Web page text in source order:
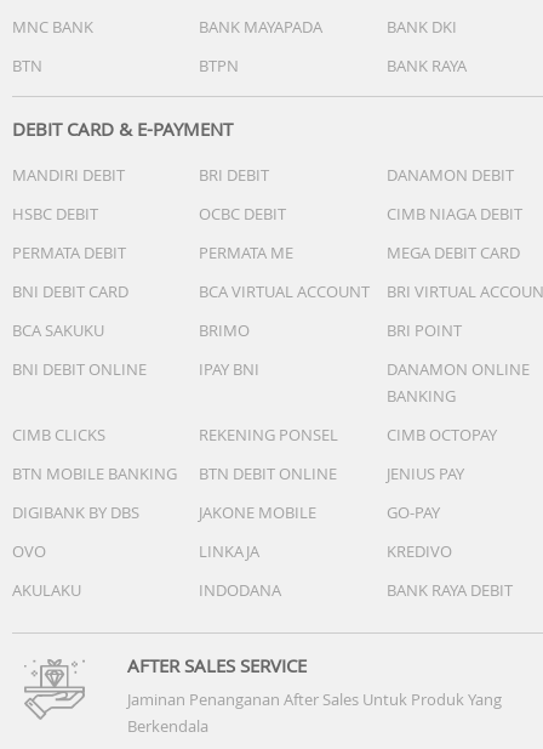
MNC BANK
BANK MAYAPADA
BANK DKI
BTN
BTPN BANK RAYA
DEBIT CARD & E-PAYMENT
MANDIRI DEBIT BRI DEBIT
DANAMON DEBIT
HSBC DEBIT
OCBC DEBIT
CIMB NIAGA DEBIT
PERMATA DEBIT
PERMATA ME
MEGA DEBIT CARD
BNI DEBIT CARD
BCA VIRTUAL ACCOUNT
BRI VIRTUAL
BCA SAKUKU
BRIMO
BRI POINT
BNI DEBIT ONLINE
IPAY BNI
DANAMON ONLINE
BANKING
CIMB CLICKS
REKENING PONSEL
CIMB OCTOPAY
BTN MOBILE BANKING
BTN DEBIT ONLINE
JENIUS PAY
DIGIBANK BY DBS
JAKONE MOBILE
GO-PAY
OVO
LINKAJA
KREDIVO
AKULAKU
INDODANA BANK RAYA DEBIT
AFTER SALES SERVICE
Jaminan Penanganan After Sales Untuk Produk Yang
Berkendala